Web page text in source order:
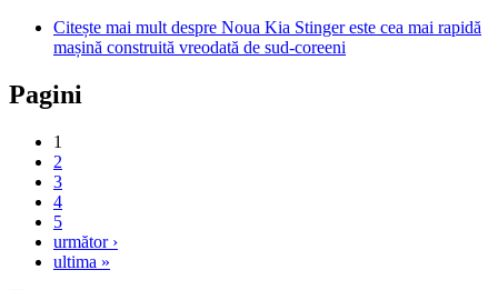
Citește mai mult despre Noua Kia Stinger este cea mai rapidă
mașină construită vreodată de sud-coreeni
Pagini
1
2
3
4
5
următor ›
ultima »